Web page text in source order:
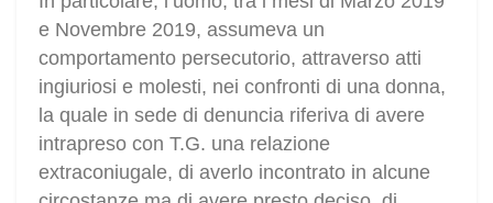
e Novembre 2019, assumeva un
comportamento persecutorio, attraverso atti
ingiuriosi e molesti, nei confronti di una donna,
la quale in sede di denuncia riferiva di avere
intrapreso con T.G. una relazione
extraconiugale, di averlo incontrato in alcune